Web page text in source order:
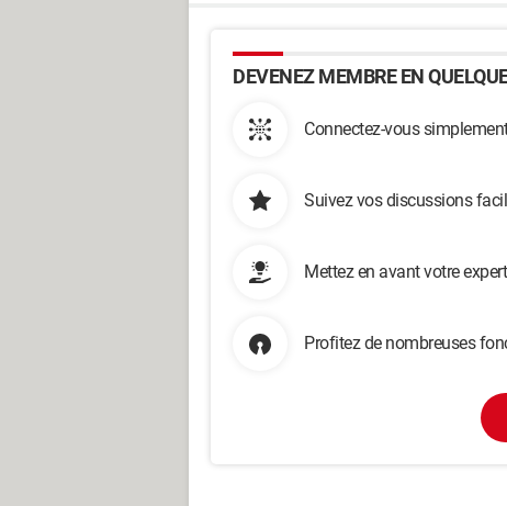
DEVENEZ MEMBRE EN
Connectez-vous
Suivez vos discussions
Mettez en avant votre
Profitez de nombreuses